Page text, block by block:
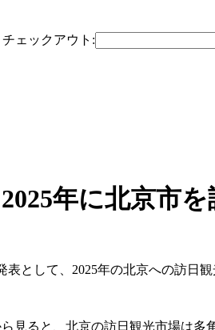
チェックアウト:
年に北京市
として、2025年の北京への訪日
見ると、北京の訪日観光市場は多